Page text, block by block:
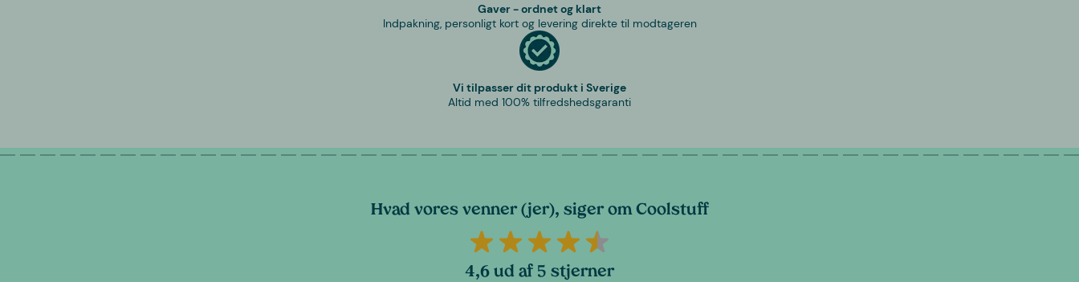
Gaver - ordnet og klart
Indpakning, personligt kort og levering direkte til modtageren
Vi tilpasser dit produkt i Sverige
Altid med 100% tilfredshedsgaranti
Hvad vores venner (jer), siger om Coolstuff
4,6 ud af 5 stjerner